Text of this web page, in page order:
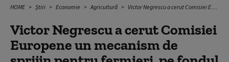
HOME Știri Economie Agricultură Victor Negrescu a cerut Comisiei Europene un mecanism de sprijin pentru fermieri, pe fondul scumpirii carburanților
Victor Negrescu a cerut Comisiei
Europene un mecanism de